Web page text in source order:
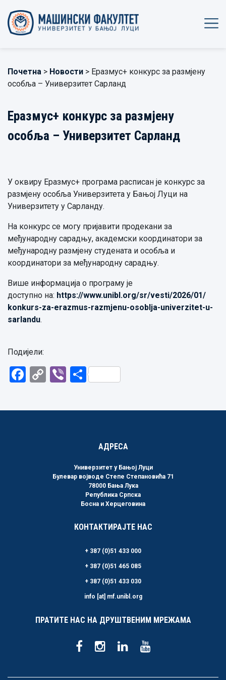
Почетна > Новости > Еразмус+ конкурс за размјену
особља – Универзитет Сарланд
Еразмус+ конкурс за размјену
особља – Универзитет Сарланд
У оквиру Еразмус+ програма расписан је конкурс за
размјену особља Универзитета у Бањој Луци на
Универзитету у Сарланду.
На конкурс се могу пријавити продекани за
међународну сарадњу, академски координатори за
међународну размјену студената и особља и
координатори за међународну сарадњу.
Више информација о програму је
доступно на: https://www.unibl.org/sr/vesti/2026/01/
konkurs-za-erazmus-razmjenu-osoblja-univerzitet-u-
sarlandu.
Подијели:
Facebook
CopyViberShare
АДРЕСА
Универзитет у Бањој Луци
Булевар војводе Степе Степановића 71
78000 Бања Лука
Република Српска
Босна и Херцеговина
КОНТАКТИРАЈТЕ НАС
+ 387 (0)51 433 000
+ 387 (0)51 465 085
+ 387 (0)51 433 030
info [at] mf.unibl.org
ПРАТИТЕ НАС НА ДРУШТВЕНИМ МРЕЖАМА